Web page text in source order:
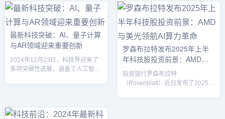
新与应用。这一合作不仅是两大科
技巨头的资源整合，更将深刻影响
中国乃至全球科技生态的未来发
展。通过充分发挥各自的优势，腾
讯和荣耀将在数据处理、智能硬
件、以及软件开发等多个领域展开
深度合作，带来全新的技术革命。
云计算与AI合作：深度融合，优势
是一次强强...
服务、医疗健康、金融服务，还是
娱乐行业，AI技术的深度渗透将改
变各个行业的面貌。本文将分析
2025年AI市场的规模、估值以及哪
些AI技术可能会在激烈的竞争中脱
颖而出。2025年AI市场规模与估值
根据多家市场研究机构的报告，
8000亿美元，并继续...
最新科技突破：AI、量子计算
与AR领域迎来重要创新
2024年12月23日，科技界迎来了
多项突破性进展，涵盖了人工智
远影响。OpenAI推出全新记忆功
罗森布拉特发布2025年上半
年科技股投资前景：AMD与
美光领航AI算力革命
投资银行罗森布拉特
（Rosenblatt）近日发布了2025年